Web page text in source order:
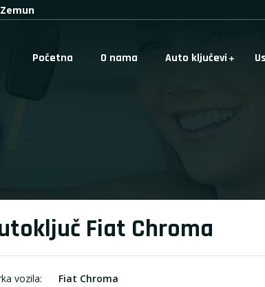
Početna O nama Auto ključevi
Fiat Chroma
vozila: Fiat Chroma